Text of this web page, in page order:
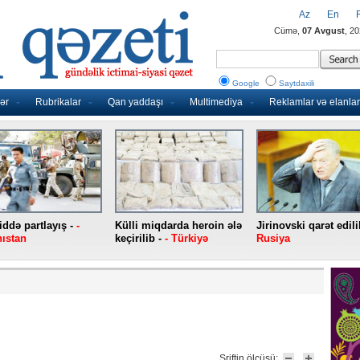
Rubrikalar Qan yaddaşı Multimediya Reklamlar və elanlar
Az En
Cümə, 07 Avgust ,
Google Saytdaxili
partlayış - -
Külli miqdarda heroin ələ
keçirilib - - Türkiyə
Jirinovski qarət
Rusiya